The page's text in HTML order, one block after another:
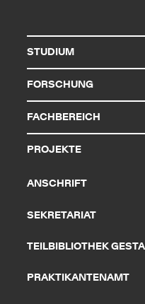
STUDIUM
FORSCHUNG
FACHBEREICH
PROJEKTE
ANSCHRIFT
SEKRETARIAT
TEILBIBLIOTHEK
PRAKTIKANTENAMT